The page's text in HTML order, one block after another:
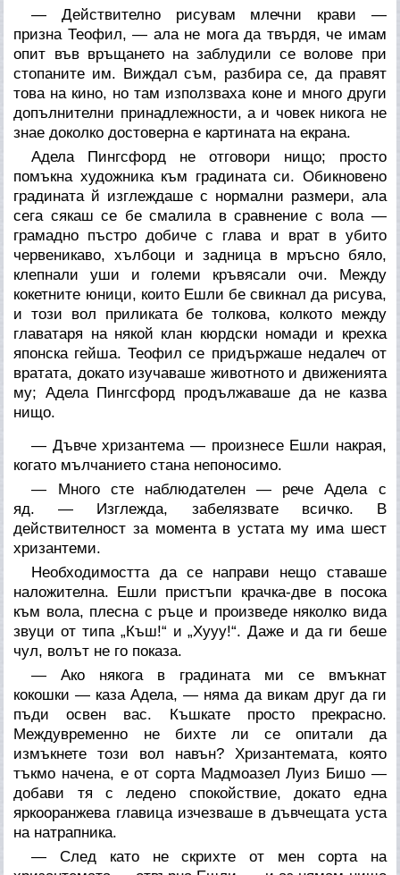
— Действително рисувам млечни крави —
призна Теофил, — ала не мога да твърдя, че имам
опит във връщането на заблудили се волове при
стопаните им. Виждал съм, разбира се, да правят
това на кино, но там използваха коне и много други
допълнителни принадлежности, а и човек никога не
знае доколко достоверна е картината на екрана.
Адела Пингсфорд не отговори нищо; просто
помъкна художника към градината си. Обикновено
градината й изглеждаше с нормални размери, ала
сега сякаш се бе смалила в сравнение с вола —
грамадно пъстро добиче с глава и врат в убито
червеникаво, хълбоци и задница в мръсно бяло,
клепнали уши и големи кръвясали очи. Между
кокетните юници, които Ешли бе свикнал да рисува,
и този вол приликата бе толкова, колкото между
главатаря на някой клан кюрдски номади и крехка
японска гейша. Теофил се придържаше недалеч от
вратата, докато изучаваше животното и движенията
му; Адела Пингсфорд продължаваше да не казва
нищо.
— Дъвче хризантема — произнесе Ешли накрая,
когато мълчанието стана непоносимо.
— Много сте наблюдателен — рече Адела с
яд. — Изглежда, забелязвате всичко. В
действителност за момента в устата му има шест
хризантеми.
Необходимостта да се направи нещо ставаше
наложителна. Ешли пристъпи крачка-две в посока
към вола, плесна с ръце и произведе няколко вида
звуци от типа „Къш!“ и „Хууу!“. Даже и да ги беше
чул, волът не го показа.
— Ако някога в градината ми се вмъкнат
кокошки — каза Адела, — няма да викам друг да ги
пъди освен вас. Къшкате просто прекрасно.
Междувременно не бихте ли се опитали да
измъкнете този вол навън? Хризантемата, която
тъкмо начена, е от сорта Мадмоазел Луиз Бишо—
добави тя с ледено спокойствие, докато една
яркооранжева главица изчезваше в дъвчещата уста
на натрапника.
— След като не скрихте от мен сорта на